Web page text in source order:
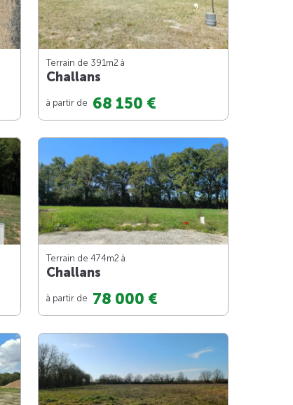
Terrain de 391m2 à
Challans
à partir de 68 150 €
Terrain de 474m2 à
Challans
à partir de 78 000 €